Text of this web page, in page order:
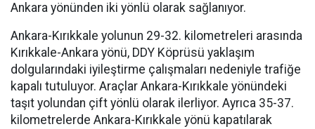
Ankara yönünden iki yönlü olarak sağlanıyor.
Ankara-Kırıkkale yolunun 29-32. kilometreleri arasında
Kırıkkale-Ankara yönü, DDY Köprüsü yaklaşım
dolgularındaki iyileştirme çalışmaları nedeniyle trafiğe
kapalı tutuluyor. Araçlar Ankara-Kırıkkale yönündeki
taşıt yolundan çift yönlü olarak ilerliyor. Ayrıca 35-37.
kilometrelerde Ankara-Kırıkkale yönü kapatılarak